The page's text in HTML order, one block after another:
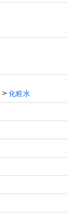
致します
トご購入してい
せて頂きます
お届けいたしま
化粧水